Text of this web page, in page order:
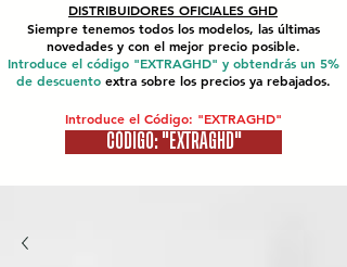
DISTRIBUIDORES OFICIALES GHD
Siempre tenemos todos los modelos, las últimas
novedades y con el mejor precio posible.
Introduce el código "EXTRAGHD" y obtendrás un 5%
de descuento extra sobre los precios ya rebajados.
Introduce el Código: "EXTRAGHD"
CÓDIGO: "EXTRAGHD"